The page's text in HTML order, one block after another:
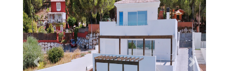
Previous Next